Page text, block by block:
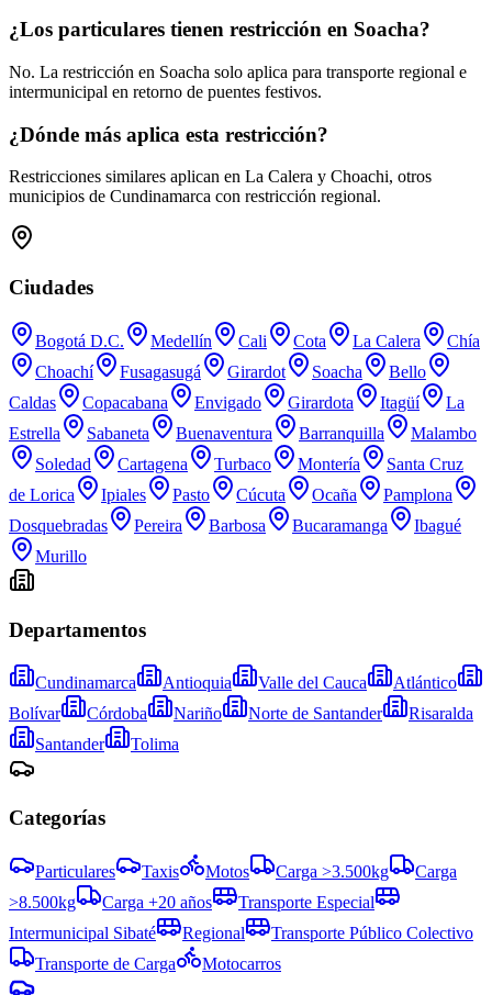
¿Los particulares tienen restricción en Soacha?
No. La restricción en Soacha solo aplica para transporte regional e
intermunicipal en retorno de puentes festivos.
¿Dónde más aplica esta restricción?
Restricciones similares aplican en La Calera y Choachi, otros
municipios de Cundinamarca con restricción regional.
Ciudades
Bogotá D.C. Medellín Cali Cota La Calera
Chía
Choachí
Fusagasugá Girardot Soacha
Bello
Caldas
Copacabana Envigado Girardota Itagüí
La
Estrella
Sabaneta Buenaventura Barranquilla
Malambo
Soledad
Cartagena Turbaco Montería
Santa Cruz
de Lorica
Ipiales Pasto Cúcuta Ocaña
Pamplona
Dosquebradas
Pereira Barbosa Bucaramanga
Ibagué
Murillo
Departamentos
Cundinamarca Antioquia Valle del Cauca
Atlántico
Bolívar
Córdoba Nariño Norte de Santander
Risaralda
Santander
Tolima
Categorías
Particulares Taxis Motos Carga >3.500kg
Carga
>8.500kg
Carga +20 años
Transporte Especial
Intermunicipal Sibaté
Regional
Transporte Público Colectivo
Transporte de Carga
Motocarros